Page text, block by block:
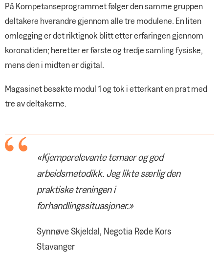
På Kompetanseprogrammet følger den samme gruppen
deltakere hverandre gjennom alle tre modulene. En liten
omlegging er det riktignok blitt etter erfaringen gjennom
koronatiden; heretter er første og tredje samling fysiske,
mens den i midten er digital.
Magasinet besøkte modul 1 og tok i etterkant en prat med
tre av deltakerne.
«Kjemperelevante temaer og god
arbeidsmetodikk. Jeg likte særlig den
praktiske treningen i
forhandlingssituasjoner.»
Synnøve Skjeldal, Negotia Røde Kors
Stavanger